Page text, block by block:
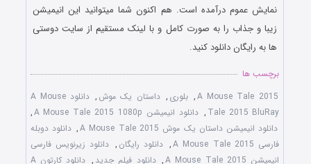
نمایش عموم درآمده است. هم اکنون شما میتوانید این انیمیشن
زیبا و جذاب را به صورت کامل و با لینک مستقیم از سایت دوستی
ها به رایگان دانلود کنید.
برچسب ها
A Mouse Tale 2015
, بلوری , داستان یک موش ,
دانلود A Mouse
Tale 2015 BluRay
, دانلود انیمیشن A Mouse Tale 2015 1080p
,
دانلود انیمیشن داستان یک موش A Mouse Tale 2015
, دانلود دوبله
فارسی A Mouse Tale 2015
, دانلود رایگان , دانلود زیرنویس فارسی
انیمیشن A Mouse Tale 2015
, دانلود فیلم جدید , دانلود کارتون A